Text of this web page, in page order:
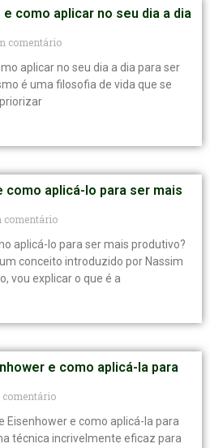
como aplicar no seu dia a dia
comentário
aplicar no seu dia a dia para ser
é uma filosofia de vida que se
como aplicá-lo para ser mais
comentário
aplicá-lo para ser mais produtivo?
conceito introduzido por Nassim
vou explicar o que é a
e como aplicá-la para
comentário
Eisenhower e como aplicá-la para
técnica incrivelmente eficaz para